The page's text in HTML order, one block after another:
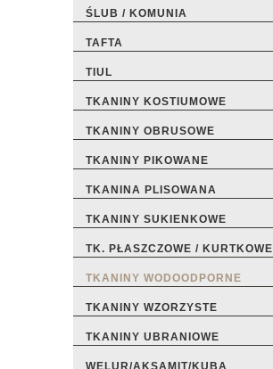
ŚLUB / KOMUNIA
TAFTA
TIUL
TKANINY KOSTIUMOWE
TKANINY OBRUSOWE
TKANINY PIKOWANE
TKANINA PLISOWANA
TKANINY SUKIENKOWE
TK. PŁASZCZOWE / KURTKOWE
TKANINY WODOODPORNE
TKANINY WZORZYSTE
TKANINY UBRANIOWE